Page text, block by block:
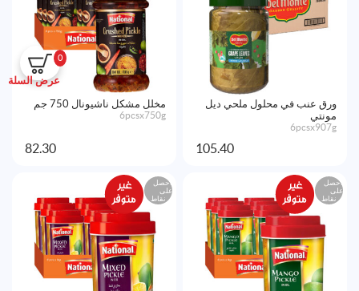
0
عرض السلة
ورق عنب في محلول ملحي ديل
مونتي
6pcsx907g
105.40
مخلل مشكل ناشيونال 750 جم
6pcsx750g
82.30
احصل
على
نقاط
احصل
على
نقاط